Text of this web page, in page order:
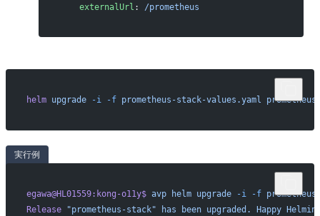
    externalUrl
: /prometheus
helm upgrade -i -f prometheus-stack-values.yaml
実行例
egawa@HL01559:kong-o11y$ avp helm upgrade -i -f
Release "prometheus-stack" has been upgraded. Happy